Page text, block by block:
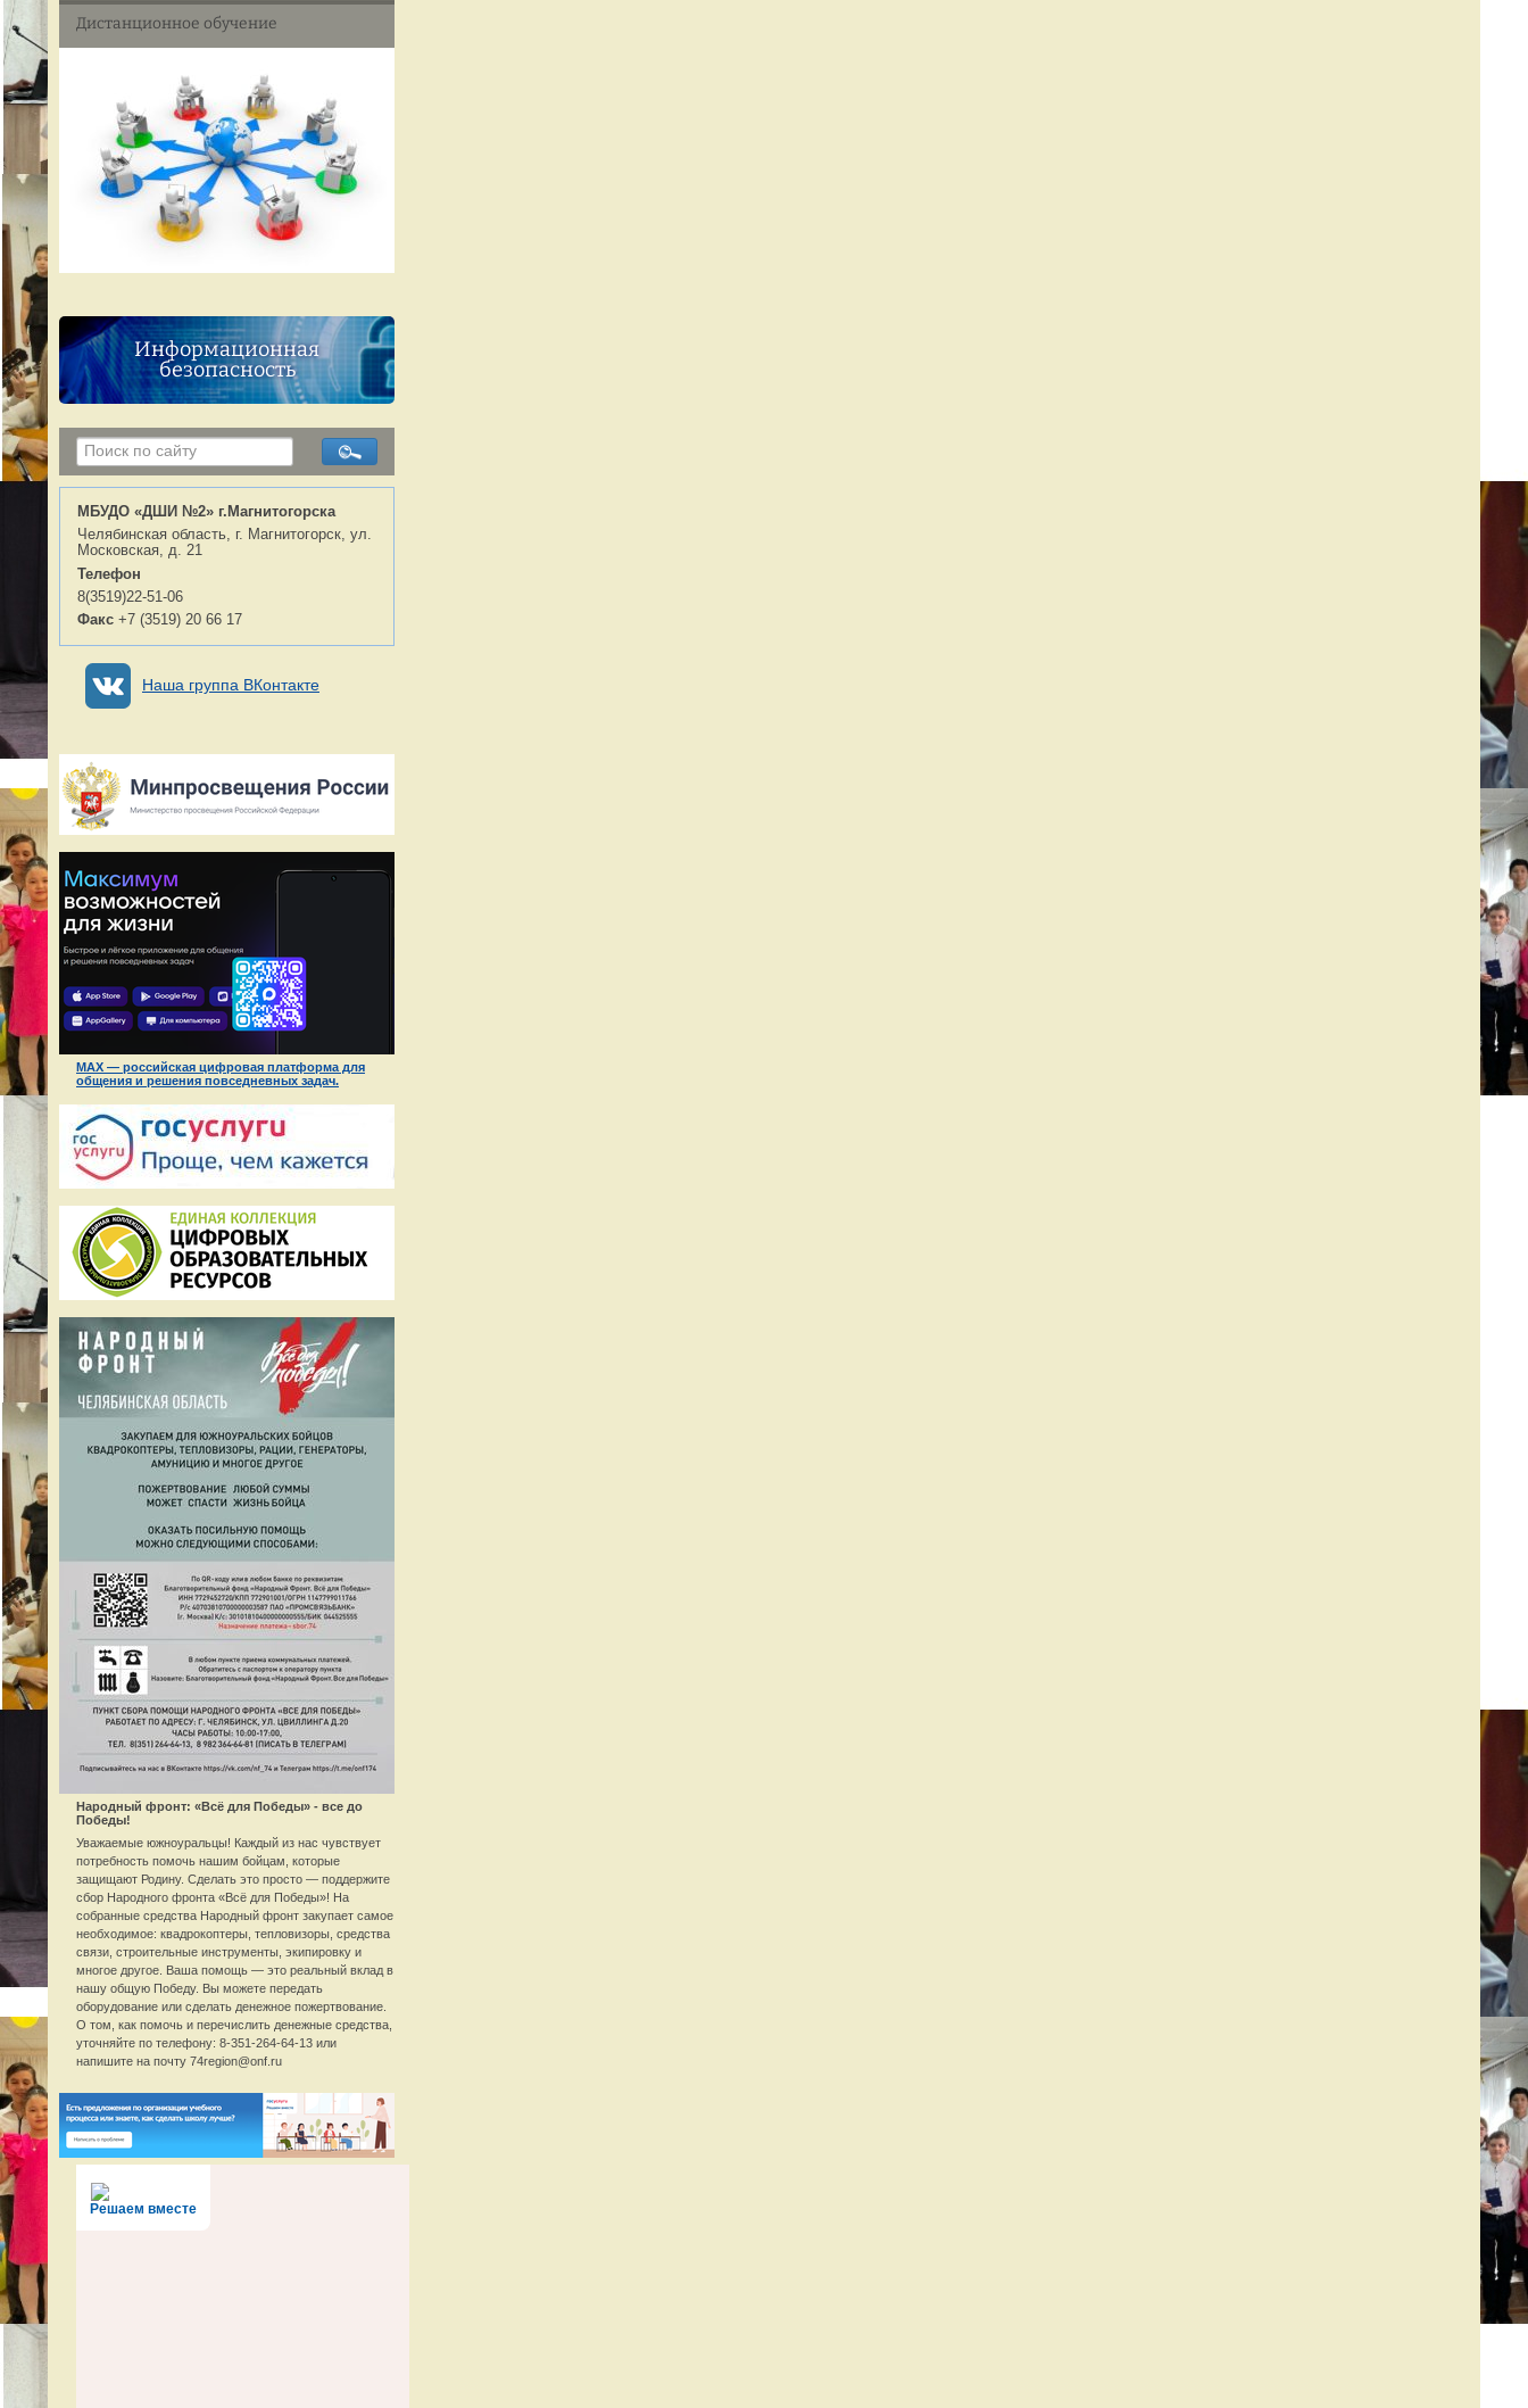
Дистанционное обучение
Информационная
безопасность
МБУДО «ДШИ №2» г.Магнитогорска
Челябинская область, г. Магнитогорск, ул.
Московская, д. 21
Телефон
8(3519)22-51-06
Факс +7 (3519) 20 66 17
Наша группа ВКонтакте
MAX — российская цифровая платформа для
общения и решения повседневных задач.
Народный фронт: «Всё для Победы» - все до
Победы!
Уважаемые южноуральцы! Каждый из нас чувствует
потребность помочь нашим бойцам, которые
защищают Родину. Сделать это просто — поддержите
сбор Народного фронта «Всё для Победы»! На
собранные средства Народный фронт закупает самое
необходимое: квадрокоптеры, тепловизоры, средства
связи, строительные инструменты, экипировку и
многое другое. Ваша помощь — это реальный вклад в
нашу общую Победу. Вы можете передать
оборудование или сделать денежное пожертвование.
О том, как помочь и перечислить денежные средства,
уточняйте по телефону: 8-351-264-64-13 или
напишите на почту 74region@onf.ru
Решаем вместе